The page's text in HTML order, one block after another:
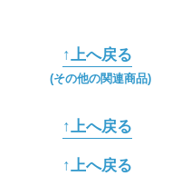
↑上へ戻る
(その他の関連商品)
↑上へ戻る
↑上へ戻る